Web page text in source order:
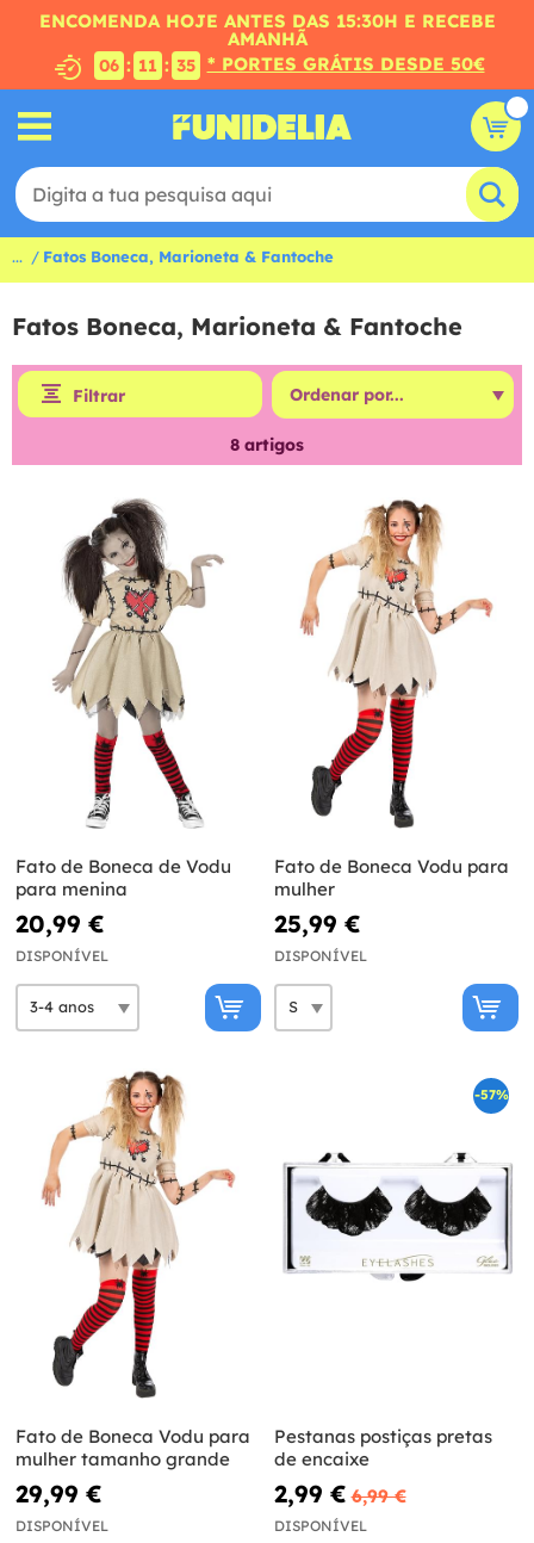
ENCOMENDA HOJE ANTES DAS 15:30H E RECEBE
AMANHÃ
06 : 11 : 34 * PORTES GRÁTIS DESDE 50€
... Fatos Boneca, Marioneta & Fantoche
Fatos Boneca, Marioneta & Fantoche
Filtrar
8 artigos
Fato de Boneca de Vodu
para menina
20,99 €
DISPONÍVEL
Fato de Boneca Vodu para
mulher
25,99 €
DISPONÍVEL
Fato de Boneca Vodu para
mulher tamanho grande
29,99 €
DISPONÍVEL
-57%
Pestanas postiças pretas
de encaixe
2,99 € 6,99 €
DISPONÍVEL